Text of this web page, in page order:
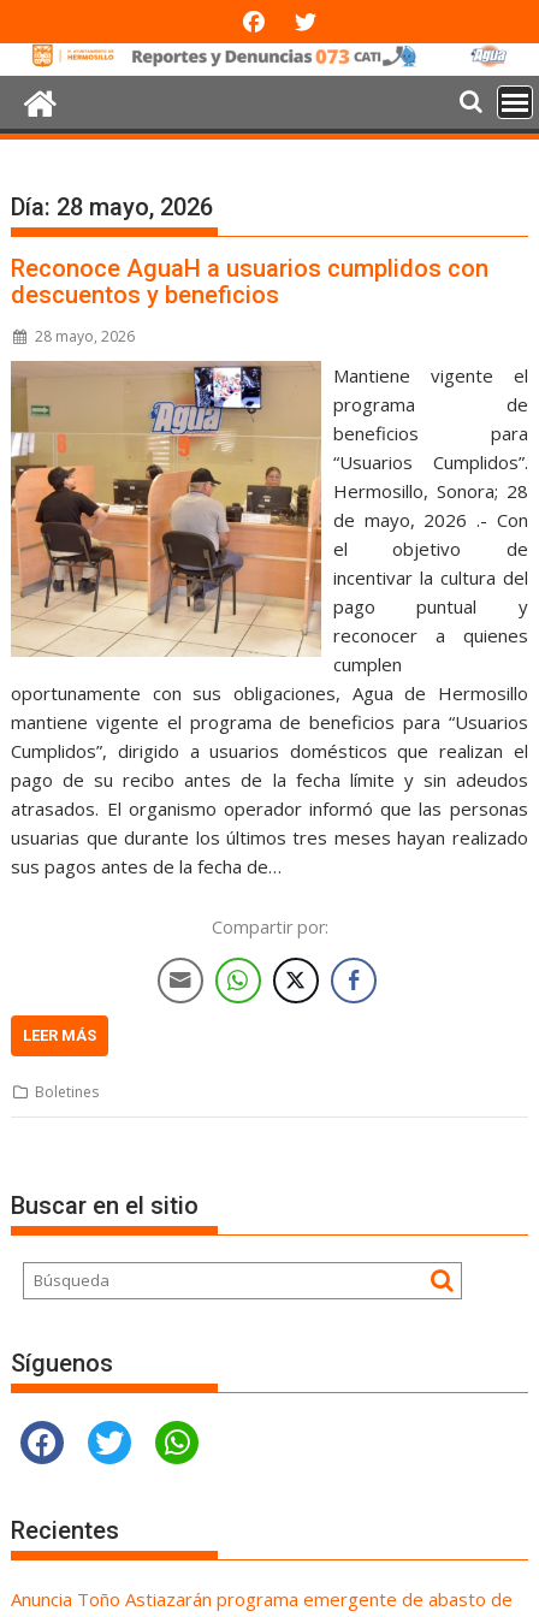
Día: 28 mayo, 2026
Reconoce AguaH a usuarios cumplidos con
descuentos y beneficios
28 mayo, 2026
Mantiene vigente el
programa de
beneficios para
“Usuarios Cumplidos”.
Hermosillo, Sonora; 28
de mayo, 2026 .- Con
el objetivo de
incentivar la cultura del
pago puntual y
reconocer a quienes
cumplen
oportunamente con sus obligaciones, Agua de Hermosillo
mantiene vigente el programa de beneficios para “Usuarios
Cumplidos”, dirigido a usuarios domésticos que realizan el
pago de su recibo antes de la fecha límite y sin adeudos
atrasados. El organismo operador informó que las personas
usuarias que durante los últimos tres meses hayan realizado
sus pagos antes de la fecha de…
Compartir por:
LEER MÁS
Boletines
Buscar en el sitio
Síguenos
Recientes
Anuncia Toño Astiazarán programa emergente de abasto de